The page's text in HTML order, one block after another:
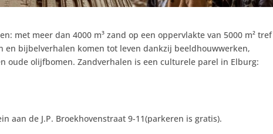
met meer dan 4000 m³ zand op een oppervlakte van 5000 m² tref
bijbelverhalen komen tot leven dankzij beeldhouwwerken,
oude olijfbomen. Zandverhalen is een culturele parel in Elburg:
aan de J.P. Broekhovenstraat 9-11(parkeren is gratis).